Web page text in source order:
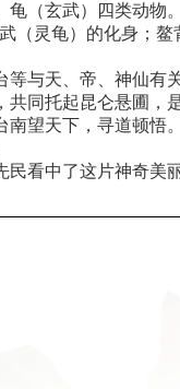
（玄武）四类动
（灵龟）的化身；
与天、帝、神仙
同托起昆仑悬圃，
望天下，寻道顿
看中了这片神奇美